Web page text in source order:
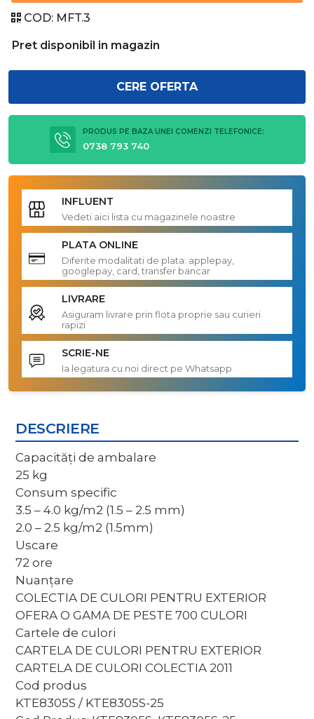
COD: MFT.3
Pret disponibil in magazin
CERE OFERTA
PRODUS PE BAZA UNEI COMENZI TELEFONICE:
0738 793 740
INFLUENT
Vedeti aici lista cu magazinele noastre
PLATA ONLINE
Diferite modalitati de plata: applepay,
googlepay, card, transfer bancar
LIVRARE
Asiguram livrare prin flota proprie sau curieri
rapizi
SCRIE-NE
Ia legatura cu noi direct pe Whatsapp
DESCRIERE
Capacități de ambalare
25 kg
Consum specific
3.5 – 4.0 kg/m2 (1.5 – 2.5 mm)
2.0 – 2.5 kg/m2 (1.5mm)
Uscare
72 ore
Nuanțare
COLECTIA DE CULORI PENTRU EXTERIOR
OFERA O GAMA DE PESTE 700 CULORI
Cartele de culori
CARTELA DE CULORI PENTRU EXTERIOR
CARTELA DE CULORI COLECTIA 2011
Cod produs
KTE8305S / KTE8305S-25